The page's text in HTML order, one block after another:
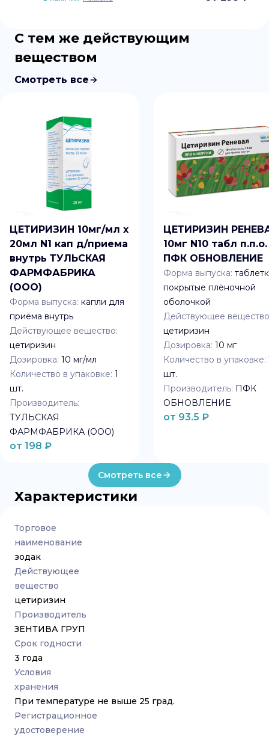
С тем же действующим
веществом
Смотреть все
ЦЕТИРИЗИН 10мг/мл x
20мл N1 кап д/приема
внутрь ТУЛЬСКАЯ
ФАРМФАБРИКА
(ООО)
Форма выпуска: капли для
приёма внутрь
Действующее вещество:
цетиризин
Дозировка: 10 мг/мл
Количество в упаковке: 1
шт.
Производитель:
ТУЛЬСКАЯ
ФАРМФАБРИКА (ООО)
от 198 ₽
ЦЕТИРИЗИН
10мг N10 табл п.п.о.
ПФК ОБНОВЛЕНИЕ
Форма выпуска:
покрытые плёночной
оболочкой
Действующее
цетиризин
Дозировка: 10 мг
Количество в упаковке:
шт.
Производитель: ПФК
ОБНОВЛЕНИЕ
от 93.5 ₽
Смотреть все
Характеристики
Торговое
наименование
зодак
Действующее
вещество
цетиризин
Производитель
ЗЕНТИВА ГРУП
Срок годности
3 года
Условия
хранения
При температуре не выше 25 град.
Регистрационное
удостоверение